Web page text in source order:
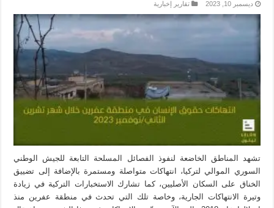
ديسمبر 10, 2023 تقارير إخبارية
تشهد المناطق الخاضعة لنفوذ الفصائل المسلحة التابعة للجيش الوطني
السوري الموالي لتركيا، انتهاكات متواصلة ومستمرة بالإضافة إلى تضييق
الخناق على السكان الأصليين، كما تشارك الاستخبارات التركية في زيادة
وتيرة الانتهاكات الجارية، وخاصة تلك التي تحدث في منطقة عفرين منذ